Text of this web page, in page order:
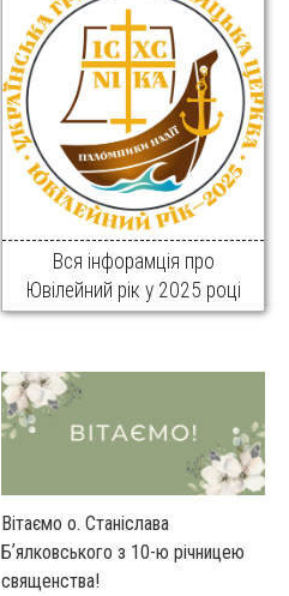
Вся інфорамція про
Ювілейний рік у 2025 році
Вітаємо о. Станіслава
Бʼялковського з 10-ю річницею
священства!